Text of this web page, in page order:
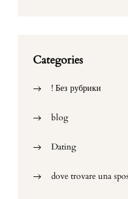
Categories
! Без рубрики
blog
Dating
dove trovare una